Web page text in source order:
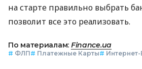
на старте правильно выбрать
позволит все это реализовать.
По материалам: Finance.ua
# ФЛП# Платежные Карты#